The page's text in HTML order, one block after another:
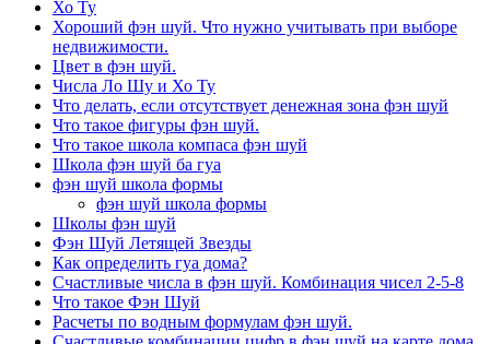
Хо Ту
Хороший фэн шуй. Что нужно учитывать при выборе
недвижимости.
Цвет в фэн шуй.
Числа Ло Шу и Хо Ту
Что делать, если отсутствует денежная зона фэн шуй
Что такое фигуры фэн шуй.
Что такое школа компаса фэн шуй
Школа фэн шуй ба гуа
фэн шуй школа формы
фэн шуй школа формы
Школы фэн шуй
Фэн Шуй Летящей Звезды
Как определить гуа дома?
Счастливые числа в фэн шуй. Комбинация чисел 2-5-8
Что такое Фэн Шуй
Расчеты по водным формулам фэн шуй.